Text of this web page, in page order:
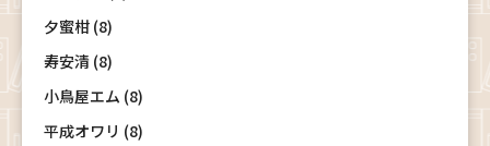
夕蜜柑 (8)
寿安清 (8)
小鳥屋エム (8)
平成オワリ (8)